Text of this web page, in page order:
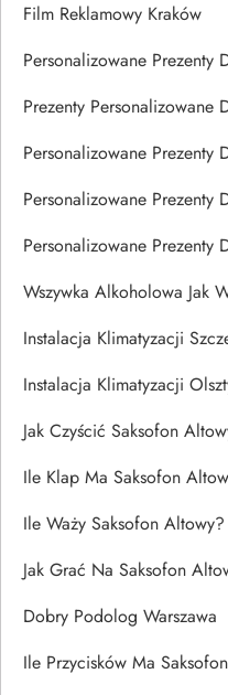
Film Reklamowy Kraków
Personalizowane Prezenty
Prezenty Personalizowane
Personalizowane Prezenty
Personalizowane Prezenty
Personalizowane Prezenty
Wszywka Alkoholowa Jak
Instalacja Klimatyzacji
Instalacja Klimatyzacji
Jak Czyścić Saksofon
Ile Klap Ma Saksofon
Ile Waży Saksofon Altowy?
Jak Grać Na Saksofon
Dobry Podolog Warszawa
Ile Przycisków Ma